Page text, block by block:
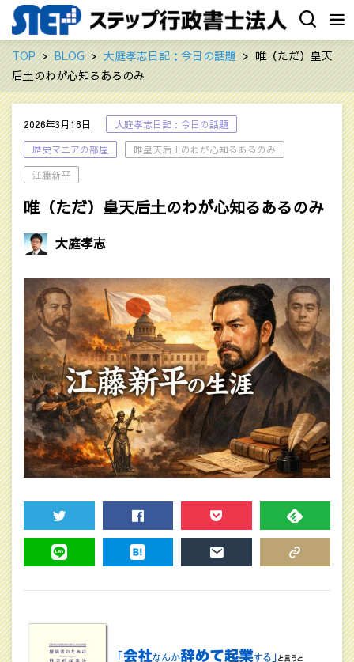
TOP BLOG 大庭孝志日記：今日の話題
唯（ただ）皇天
后土のわが心知るあるのみ
2026年3月18日
大庭孝志日記：今日の話題
歴史マニアの部屋
唯皇天后土のわが心知るあるのみ
江藤新平
唯（ただ）皇天后土のわが心知るあるのみ
大庭孝志
TWEET SHARE POCKET FEEDLY